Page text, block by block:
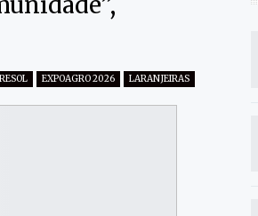
EXPOAGRO 2026 LARANJEIRAS